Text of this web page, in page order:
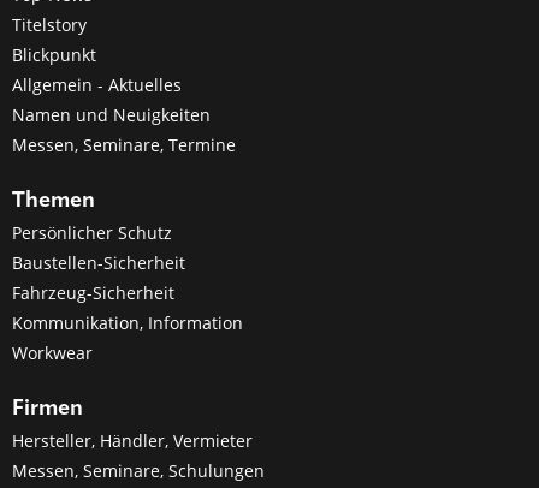
Titelstory
Blickpunkt
Allgemein - Aktuelles
Namen und Neuigkeiten
Messen, Seminare, Termine
Themen
Persönlicher Schutz
Baustellen-Sicherheit
Fahrzeug-Sicherheit
Kommunikation, Information
Workwear
Firmen
Hersteller, Händler, Vermieter
Messen, Seminare, Schulungen